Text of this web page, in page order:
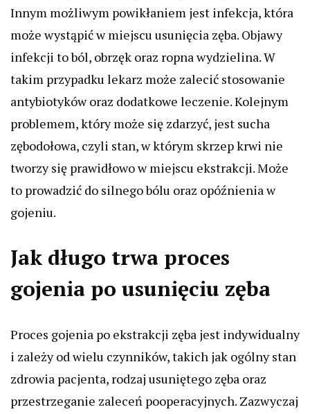
Innym możliwym powikłaniem jest infekcja, która
może wystąpić w miejscu usunięcia zęba. Objawy
infekcji to ból, obrzęk oraz ropna wydzielina. W
takim przypadku lekarz może zalecić stosowanie
antybiotyków oraz dodatkowe leczenie. Kolejnym
problemem, który może się zdarzyć, jest sucha
zębodołowa, czyli stan, w którym skrzep krwi nie
tworzy się prawidłowo w miejscu ekstrakcji. Może
to prowadzić do silnego bólu oraz opóźnienia w
gojeniu.
Jak długo trwa proces
gojenia po usunięciu zęba
Proces gojenia po ekstrakcji zęba jest indywidualny
i zależy od wielu czynników, takich jak ogólny stan
zdrowia pacjenta, rodzaj usuniętego zęba oraz
przestrzeganie zaleceń pooperacyjnych. Zazwyczaj